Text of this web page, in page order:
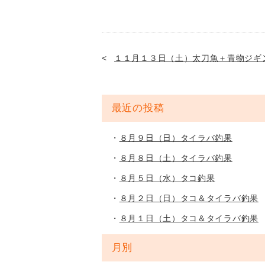
１１月１３日（土）太刀魚＋青物ジギ
最近の投稿
８月９日（日）タイラバ釣果
８月８日（土）タイラバ釣果
８月５日（水）タコ釣果
８月２日（日）タコ＆タイラバ釣果
８月１日（土）タコ＆タイラバ釣果
月別